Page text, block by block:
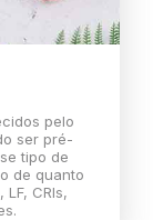
pelo
ser pré-
tipo de
de quanto
CRIs,